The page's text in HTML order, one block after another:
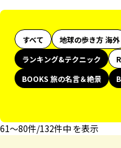
すべて 地球の歩き方 海外
ランキング&テクニック
BOOKS 旅の名言＆絶景
61〜80件/132件中 を表示